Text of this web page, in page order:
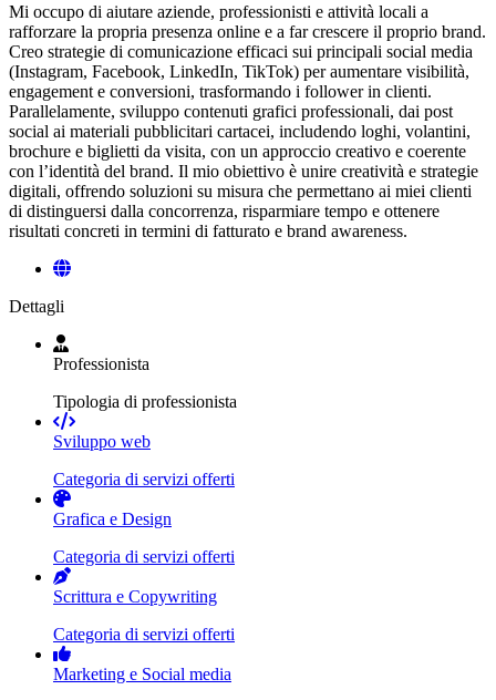
Mi occupo di aiutare aziende, professionisti e attività locali a
rafforzare la propria presenza online e a far crescere il proprio brand.
Creo strategie di comunicazione efficaci sui principali social media
(Instagram, Facebook, LinkedIn, TikTok) per aumentare visibilità,
engagement e conversioni, trasformando i follower in clienti.
Parallelamente, sviluppo contenuti grafici professionali, dai post
social ai materiali pubblicitari cartacei, includendo loghi, volantini,
brochure e biglietti da visita, con un approccio creativo e coerente
con l’identità del brand. Il mio obiettivo è unire creatività e strategie
digitali, offrendo soluzioni su misura che permettano ai miei clienti
di distinguersi dalla concorrenza, risparmiare tempo e ottenere
risultati concreti in termini di fatturato e brand awareness.
Dettagli
Professionista
Tipologia di professionista
Sviluppo web
Categoria di servizi offerti
Grafica e Design
Categoria di servizi offerti
Scrittura e Copywriting
Categoria di servizi offerti
Marketing e Social media